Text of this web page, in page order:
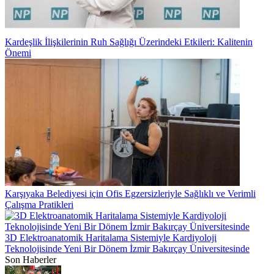
Kardeşlik İlişkilerinin Ruh Sağlığı Üzerindeki Etkileri: Kalitenin
Önemi
Karşıyaka Belediyesi için Ofis Egzersizleriyle Sağlıklı ve Verimli
Çalışma Pratikleri
3D Elektroanatomik Haritalama Sistemiyle Kardiyoloji
Teknolojisinde Yeni Bir Dönem İzmir Bakırçay Üniversitesinde
Son Haberler